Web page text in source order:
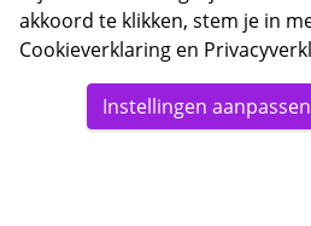
© 2026 Bebsy.nl
akkoord te klikken, stem je in
Cookieverklaring en
Instellingen aanpassen